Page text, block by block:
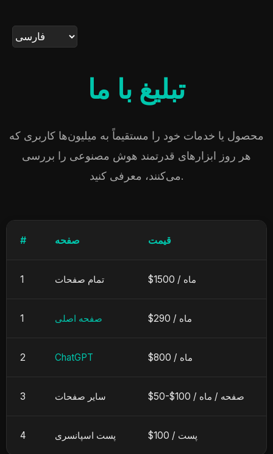
تبلیغ با ما
محصول یا خدمات خود را مستقیماً به میلیون‌ها کاربری که
هر روز ابزارهای قدرتمند هوش مصنوعی را بررسی
می‌کنند، معرفی کنید.
# صفحه قیمت
1 تمام صفحات $1500 / ماه
1 صفحه اصلی $290 / ماه
2 ChatGPT $800 / ماه
3 سایر صفحات $50-$100 / صفحه / ماه
4 پست اسپانسری $100 / پست